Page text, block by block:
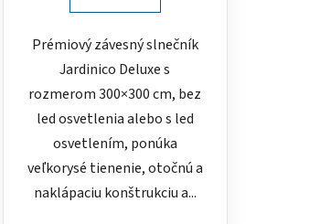
Prémiový závesný slnečník
Jardinico Deluxe s
rozmerom 300×300 cm, bez
led osvetlenia alebo s led
osvetlením, ponúka
veľkorysé tienenie, otočnú a
naklápaciu konštrukciu a...